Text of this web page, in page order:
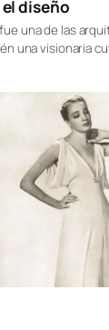
diseño
una de las
una visionaria